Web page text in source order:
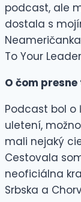
podcast, ale
dostala s
To Your
O čom
Podcast bol o
uletení,
mali nejaký
Cestovala
neoficiálna
Srbska a